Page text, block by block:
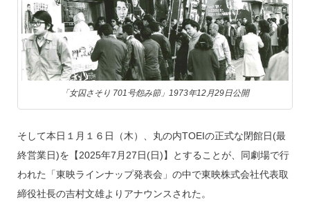
「女囚さそり 701号怨み節」1973年12月29日公開
そして本日１月１６日（木）、丸の内TOEIの正式な閉館日(最
終営業日)を【2025年7月27日(日)】とすることが、同劇場で行
われた「東映ラインナップ発表会」の中で東映株式会社代表取
締役社長の吉村文雄よりアナウンスされた。